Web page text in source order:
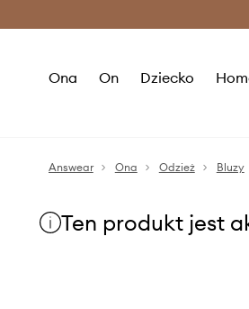
Ona On Dziecko
Answear Ona Odzież Bluzy
Ten produkt jest